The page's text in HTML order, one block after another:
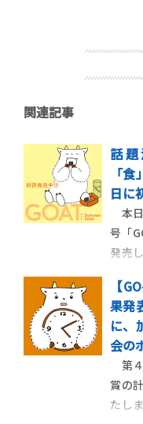
関連記事
話題
「
日に
本
号「
発売
「美
き、
いア
本屋
【
果発
に、
会の
第
賞の
たし